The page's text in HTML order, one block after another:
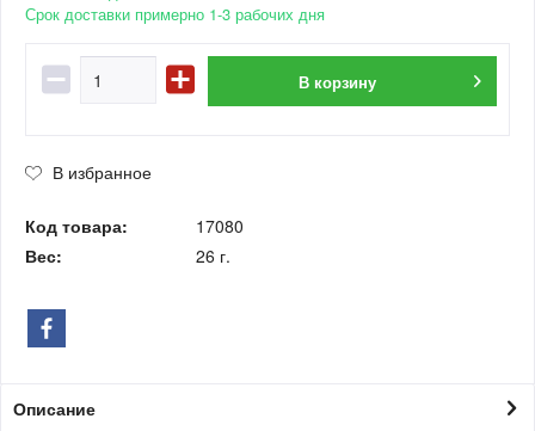
Срок доставки примерно 1-3 рабочих дня
В корзину
В избранное
Код товара:
17080
Вес:
26 г.
Описание